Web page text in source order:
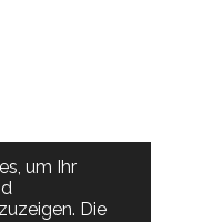
um Ihr
Die